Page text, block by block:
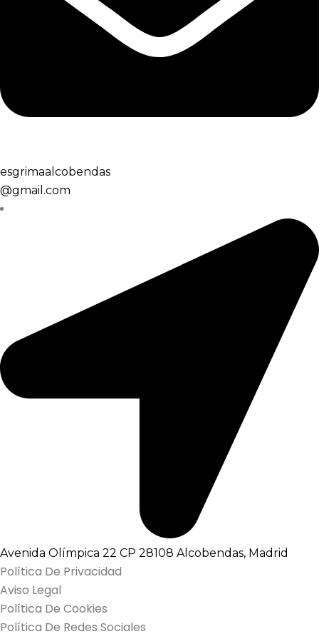
esgrimaalcobendas
@gmail.com
Avenida Olímpica 22 CP 28108 Alcobendas, Madrid
Política De Privacidad
Aviso Legal
Política De Cookies
Política De Redes Sociales